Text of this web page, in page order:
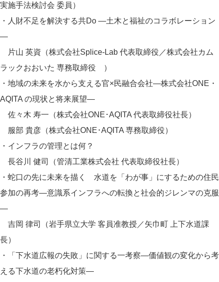
実施手法検討会 委員）
・人財不足を解決する共Do ―土木と福祉のコラボレーション
―
片山 英資（株式会社Splice-Lab 代表取締役／株式会社カム
ラックおおいた 専務取締役 ）
・地域の未来を水から支える官×民融合会社―株式会社ONE・
AQITA の現状と将来展望―
佐々木 寿一（株式会社ONE･AQITA 代表取締役社長）
服部 貴彦（株式会社ONE･AQITA 専務取締役）
・インフラの管理とは何？
長谷川 健司（管清工業株式会社 代表取締役社長）
・蛇口の先に未来を描く 水道を「わが事」にするための住民
参加の再考―意識系インフラへの転換と社会的ジレンマの克服
―
吉岡 律司（岩手県立大学 客員准教授／矢巾町 上下水道課
長）
・「下水道広報の失敗」に関する一考察―価値観の変化から考
える下水道の老朽化対策―